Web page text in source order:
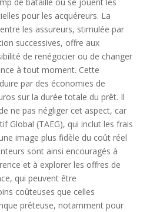
pour les acquéreurs. La
les assureurs, stimulée par
successives, offre aux
de renégocier ou de changer
à tout moment. Cette
par des économies de
sur la durée totale du prêt. Il
ne pas négliger cet aspect, car
Global (TAEG), qui inclut les frais
image plus fidèle du coût réel
sont ainsi encouragés à
et à explorer les offres de
qui peuvent être
coûteuses que celles
prêteuse, notamment pour